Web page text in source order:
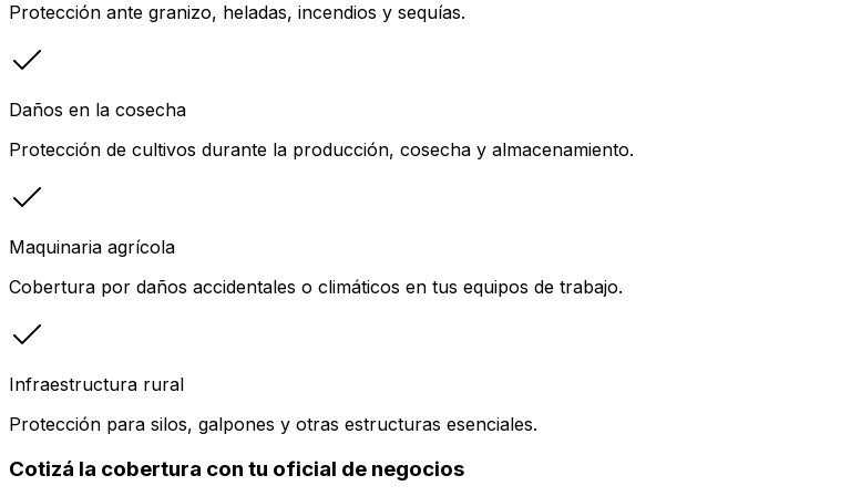
Protección ante granizo, heladas, incendios y sequías.
Daños en la cosecha
Protección de cultivos durante la producción, cosecha y almacenamiento.
Maquinaria agrícola
Cobertura por daños accidentales o climáticos en tus equipos de trabajo.
Infraestructura rural
Protección para silos, galpones y otras estructuras esenciales.
Cotizá la cobertura con tu oficial de negocios